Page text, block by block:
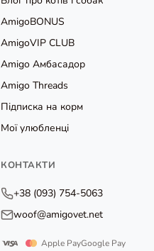
AmigoBONUS
AmigoVIP CLUB
Amigo Амбасадор
Amigo Threads
Підписка на корм
Мої улюбленці
КОНТАКТИ
+38 (093) 754-5063
woof@amigovet.net
Apple PayGoogle Pay